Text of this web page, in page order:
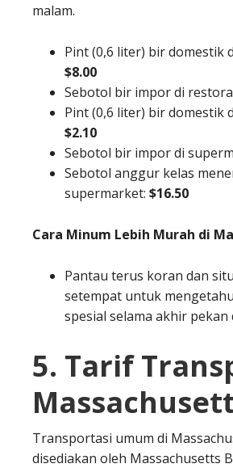
malam.
Pint (0,6 liter) bir domestik
$8.00
Sebotol bir impor di
Pint (0,6 liter) bir domestik
$2.10
Sebotol bir impor di
Sebotol anggur kelas
supermarket: $16.50
Cara Minum Lebih Murah di
Pantau terus koran dan
setempat untuk
spesial selama akhir
5. Tarif
Transportasi umum di
disediakan oleh Massachusetts